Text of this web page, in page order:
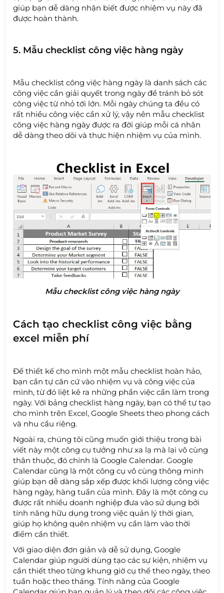
giúp bạn dễ dàng nhận biết được nhiệm vụ này đã
được hoàn thành.
5. Mẫu checklist công việc hàng ngày
Mẫu checklist công việc hàng ngày là danh sách các
công việc cần giải quyết trong ngày để tránh bỏ sót
công việc từ nhỏ tới lớn. Mỗi ngày chúng ta đều có
rất nhiều công việc cần xử lý, vậy nên mẫu checklist
công việc hàng ngày được ra đời giúp mỗi cá nhân
dễ dàng theo dõi và thực hiện nhiệm vụ của mình.
Mẫu checklist công việc hàng ngày
Cách tạo checklist công việc bằng
excel miễn phí
Để thiết kế cho mình một mẫu checklist hoàn hảo,
bạn cần tự căn cứ vào nhiệm vụ và công việc của
mình, từ đó liệt kê ra những phần việc cần làm trong
ngày. Với bảng checklist hàng ngày, bạn có thể tự tạo
cho mình trên Excel, Google Sheets theo phong cách
và nhu cầu riêng.
Ngoài ra, chúng tôi cũng muốn giới thiệu trong bài
viết này một công cụ tưởng như xa lạ mà lại vô cùng
thân thuộc, đó chính là Google Calendar. Google
Calendar cũng là một công cụ vô cùng thông minh
giúp bạn dễ dàng sắp xếp được khối lượng công việc
hàng ngày, hàng tuần của mình. Đây là một công cụ
được rất nhiều doanh nghiệp đưa vào sử dụng bởi
tính năng hữu dụng trong việc quản lý thời gian,
giúp họ không quên nhiệm vụ cần làm vào thời
điểm cần thiết.
Với giao diện đơn giản và dễ sử dụng, Google
Calendar giúp người dùng tạo các sự kiện, nhiệm vụ
cần thiết theo từng khung giờ cụ thể theo ngày, theo
tuần hoặc theo tháng. Tính năng của Google